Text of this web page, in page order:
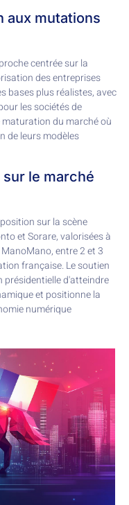
aux mutations
centrée sur la
des entreprises
bases plus réalistes, avec
les sociétés de
du marché où
de leurs modèles
le marché
sur la scène
et Sorare, valorisées à
entre 2 et 3
française. Le soutien
d'atteindre
et positionne la
numérique